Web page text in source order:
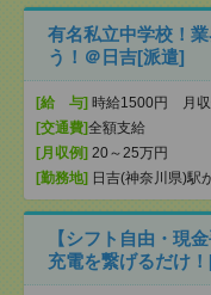
有名私立中学校！
う！＠日吉[派遣]
[給 与] 時給1500円 月収
[交通費]全額支給
[月収例] 20～25万円
[勤務地] 日吉(神奈川県)駅
【シフト自由・現
充電を繋げるだけ